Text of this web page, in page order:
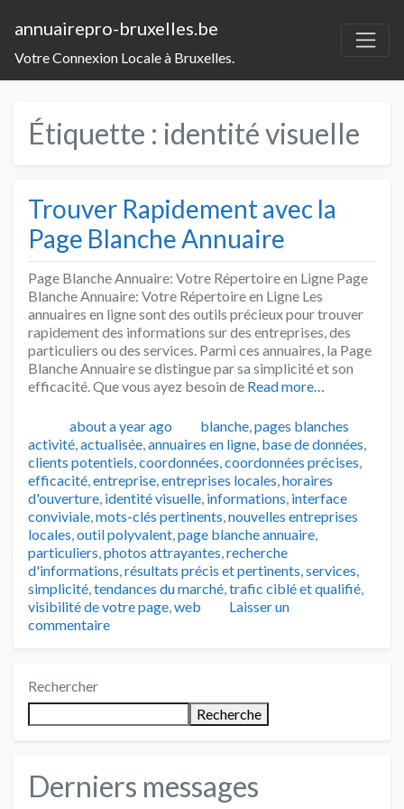
annuairepro-bruxelles.be
Votre Connexion Locale à Bruxelles.
Étiquette : identité visuelle
Trouver Rapidement avec la
Page Blanche Annuaire
Page Blanche Annuaire: Votre Répertoire en Ligne Page
Blanche Annuaire: Votre Répertoire en Ligne Les
annuaires en ligne sont des outils précieux pour trouver
rapidement des informations sur des entreprises, des
particuliers ou des services. Parmi ces annuaires, la Page
Blanche Annuaire se distingue par sa simplicité et son
efficacité. Que vous ayez besoin de Read more…
Publié
about a year ago Catégories
blanche,pages blanches
Tags
activité,actualisée,annuaires en ligne, base de données,
clients potentiels,coordonnées,coordonnées précises,
efficacité,entreprise,entreprises locales,horaires
d'ouverture, identité visuelle, informations, interface
conviviale,mots-clés pertinents,nouvelles entreprises
locales,outil polyvalent,page blanche annuaire,
particuliers,photos attrayantes,recherche
d'informations,résultats précis et pertinents,services,
simplicité,tendances du marché,trafic ciblé et qualifié,
visibilité de votre page,web
Laisser un
commentaire
Rechercher
Recherche
Derniers messages